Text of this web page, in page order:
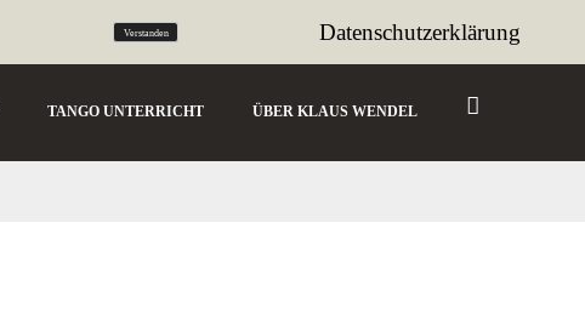
tango@sencillo.de
TANGO UNTERRICHT ÜBER KLAUS WENDEL
Verstanden Datenschutzerklärung